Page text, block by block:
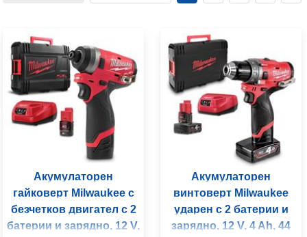
Акумулаторен
гайковерт Milwaukee с
безчетков двигател с 2
батерии и зарядно, 12 V,
Акумулаторен
винтоверт Milwaukee
ударен с 2 батерии и
зарядно, 12 V, 4 Ah, 44